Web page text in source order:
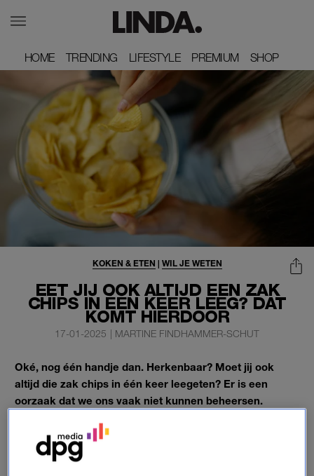
HOME
HOME TRENDING
TRENDING LIFESTYLE
LIFESTYLE PREMIUM
PREMIUM SHOP
SHOP
EET JIJ OOK ALTIJD EEN ZAK
CHIPS IN ÉÉN KEER LEEG? DAT
KOMT HIERDOOR
KOKEN & ETEN | WIL JE WETEN
17-01-2025 | MARTINE FINDHAMMER-SCHUT
Oké, nog één handje dan. Herkenbaar? Moet jij ook
altijd die zak chips in één keer leegeten? Er is een
oorzaak dat we ons vaak niet kunnen beheersen.
En die schuilt in de calorierijke combinaties van snelle suikers,
vet en zout.